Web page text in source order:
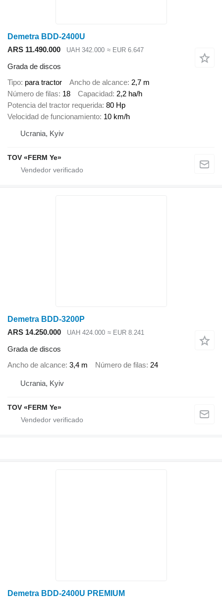
Demetra BDD-2400U
ARS 11.490.000
UAH 342.000 ≈ EUR 6.647
Grada de discos
Tipo para tractor Ancho de alcance 2,7 m
Número de filas 18 Capacidad 2,2 ha/h
Potencia del tractor requerida 80 Hp
Velocidad de funcionamiento 10 km/h
Ucrania, Kyiv
TOV «FERM Ye»
Demetra BDD-3200P
ARS 14.250.000
UAH 424.000 ≈ EUR 8.241
Grada de discos
Ancho de alcance 3,4 m Número de filas 24
Ucrania, Kyiv
TOV «FERM Ye»
Demetra BDD-2400U PREMIUM